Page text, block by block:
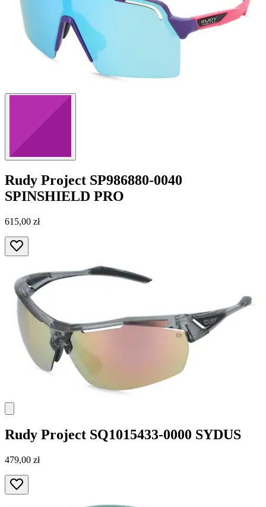
Rudy Project SP986880-0040
SPINSHIELD PRO
615,00 zł
Rudy Project SQ1015433-0000 SYDUS
479,00 zł